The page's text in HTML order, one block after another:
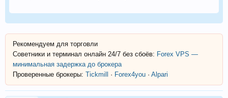
Рекомендуем для торговли
Советники и терминал онлайн 24/7 без сбоёв: Forex VPS —
минимальная задержка до брокера
Проверенные брокеры: Tickmill · Forex4you · Alpari